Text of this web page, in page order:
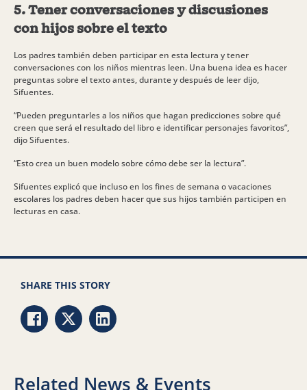
5. Tener conversaciones y discusiones
con hijos sobre el texto
Los padres también deben participar en esta lectura y tener
conversaciones con los niños mientras leen. Una buena idea es hacer
preguntas sobre el texto antes, durante y después de leer dijo,
Sifuentes.
“Pueden preguntarles a los niños que hagan predicciones sobre qué
creen que será el resultado del libro e identificar personajes favoritos”,
dijo Sifuentes.
“Esto crea un buen modelo sobre cómo debe ser la lectura”.
Sifuentes explicó que incluso en los fines de semana o vacaciones
escolares los padres deben hacer que sus hijos también participen en
lecturas en casa.
SHARE THIS STORY
Share via Facebook
Share via Twitter
Share via LinkedIn
Related News & Events